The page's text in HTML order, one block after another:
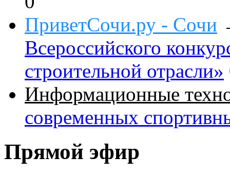
ПриветСочи.ру - Сочи
Всероссийского
строительной отрасли»
Информационные
современных
Прямой эфир